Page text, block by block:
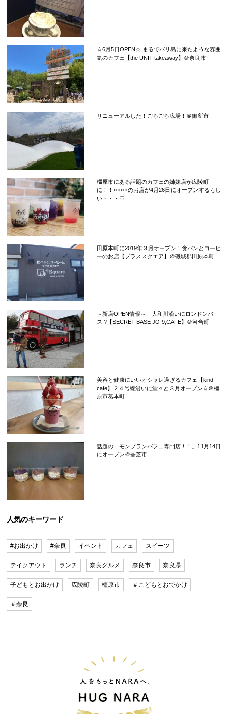
☆6月5日OPEN☆ まるでバリ島に来たような雰囲
気のカフェ【the UNIT takeaway】＠奈良市
リニューアルした！ごろごろ広場！＠御所市
橿原市にある話題のカフェの姉妹店が広陵町
に！！○○○○のお店が4月26日にオープンするらし
い・・・♡
田原本町に2019年３月オープン！食パンとコーヒ
ーのお店【プラススクエア】＠磯城郡田原本町
～新店OPEN情報～ 大和川沿いにロンドンバ
ス!?【SECRET BASE JO-9,CAFE】＠河合町
美容と健康にいいオシャレ過ぎるカフェ【kind
cafe】２４号線沿いに堂々と３月オープン☆＠橿
原市葛本町
話題の「モンブランパフェ専門店！！」11月14日
にオープン＠香芝市
人気のキーワード
#お出かけ #奈良 イベント カフェ スイーツ
テイクアウト ランチ 奈良グルメ 奈良市 奈良県
子どもとお出かけ 広陵町 橿原市 ＃こどもとおでかけ
＃奈良